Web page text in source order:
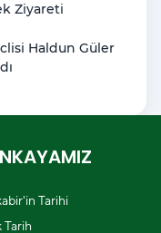
Ziyareti
Haldun Güler
Tarihi
Tarih